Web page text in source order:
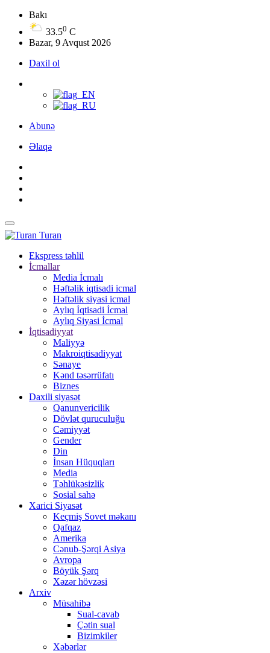
Bakı
33.50 C
Bazar, 9 Avqust 2026
Daxil ol
Abunə
Əlaqə
Turan
Ekspress təhlil
İcmallar
Media İcmalı
Həftəlik iqtisadi icmal
Həftəlik siyasi icmal
Aylıq İqtisadi İcmal
Aylıq Siyasi İcmal
İqtisadiyyat
Maliyyə
Makroiqtisadiyyat
Sənaye
Kənd təsərrüfatı
Biznes
Daxili siyasət
Qanunvericilik
Dövlət quruculuğu
Cəmiyyət
Gender
Din
İnsan Hüquqları
Media
Təhlükəsizlik
Sosial sahə
Xarici Siyasət
Keçmiş Sovet məkanı
Qafqaz
Amerika
Cənub-Şərqi Asiya
Avropa
Böyük Şərq
Xəzər hövzəsi
Arxiv
Müsahibə
Sual-cavab
Çətin sual
Bizimkiler
Xəbərlər